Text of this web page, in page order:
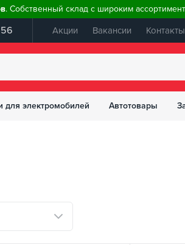
. Собственный склад с широким
Акции Вакансии Контакты
для электромобилей Автотовары